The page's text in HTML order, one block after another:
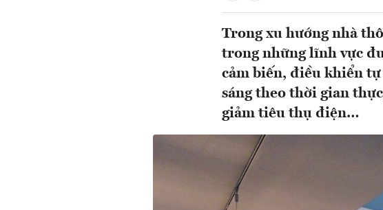
Trong xu hướng nhà
trong những lĩnh vực
cảm biến, điều khiển
sáng theo thời gian
giảm tiêu thụ điện…